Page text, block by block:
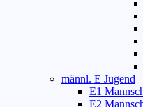
männl. E Jugend
E1
E2